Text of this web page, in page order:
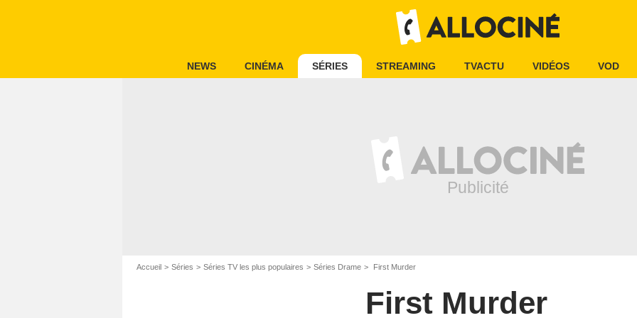
NEWS CINÉMA SÉRIES STREAMING TVACTU VIDÉOS VOD
Accueil Séries Séries TV les plus populaires Séries Drame First Murder
First Murder